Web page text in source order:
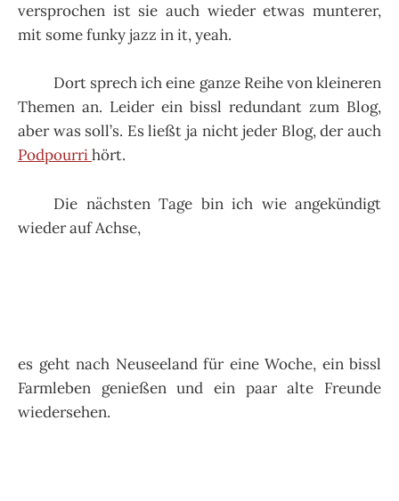
versprochen ist sie auch wieder etwas munterer,
mit some funky jazz in it, yeah.
Dort sprech ich eine ganze Reihe von kleineren
Themen an. Leider ein bissl redundant zum Blog,
aber was soll’s. Es ließt ja nicht jeder Blog, der auch
Podpourrihört.
Die nächsten Tage bin ich wie angekündigt
wieder auf Achse,
es geht nach Neuseeland für eine Woche, ein bissl
Farmleben genießen und ein paar alte Freunde
wiedersehen.